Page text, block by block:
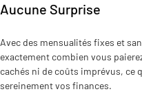
Aucune Surprise
Avec des mensualités fixes et
exactement combien vous
cachés ni de coûts imprévus, ce
sereinement vos finances.